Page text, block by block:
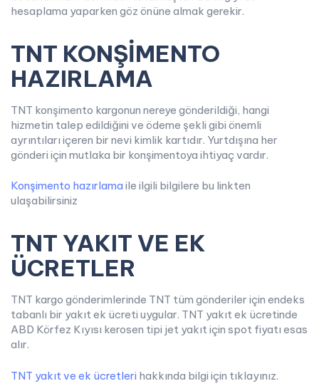
hesaplama yaparken göz önüne almak gerekir.
TNT KONŞİMENTO
HAZIRLAMA
TNT konşimento kargonun nereye gönderildiği, hangi
hizmetin talep edildiğini ve ödeme şekli gibi önemli
ayrıntıları içeren bir nevi kimlik kartıdır. Yurtdışına her
gönderi için mutlaka bir konşimentoya ihtiyaç vardır.
Konşimento hazırlama ile ilgili bilgilere bu linkten
ulaşabilirsiniz
TNT YAKIT VE EK
ÜCRETLER
TNT kargo gönderimlerinde TNT tüm gönderiler için endeks
tabanlı bir yakıt ek ücreti uygular. TNT yakıt ek ücretinde
ABD Körfez Kıyısı kerosen tipi jet yakıt için spot fiyatı esas
alır.
TNT yakıt ve ek ücretleri hakkında bilgi için tıklayınız.